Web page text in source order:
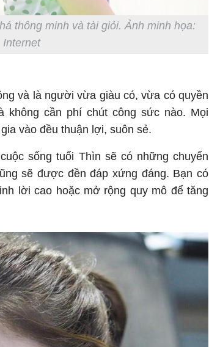
thông minh và tài giỏi. Ảnh minh họa:
Internet
và là người vừa giàu có, vừa có quyền
không cần phí chút công sức nào. Mọi
vào đều thuận lợi, suôn sẻ.
sống tuổi Thìn sẽ có những chuyển
sẽ được đền đáp xứng đáng. Bạn có
lời cao hoặc mở rộng quy mô để tăng